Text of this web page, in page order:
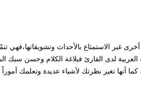
غير الاستمتاع بالأحداث وتشويقاتها،فهي
لدى القارئ فبلاغة الكلام وحسن سبك
كما أنها تغير نظرتك لأشياء عديدة وتعلمك